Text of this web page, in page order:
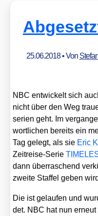
25.06.2018• Von
NBC ent­wi­ckelt sich
nicht über den Weg
se­ri­en geht. Im
wort­li­chen bereits ein
Tag gelegt, als sie Eric
Zeit­rei­se-Serie
dann über­ra­schend
zwei­te Staf­fel geben
Die ist gelau­fen und
det. NBC hat nun